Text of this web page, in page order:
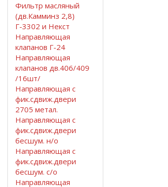
Фильтр масляный
(дв.Камминз 2,8)
Г-3302 и Некст
Направляющая
клапанов Г-24
Направляющая
клапанов дв.406/409
/16шт/
Направляющая с
фик.сдвиж.двери
2705 метал.
Направляющая с
фик.сдвиж.двери
бесшум. н/о
Направляющая с
фик.сдвиж.двери
бесшум. с/о
Направляющая